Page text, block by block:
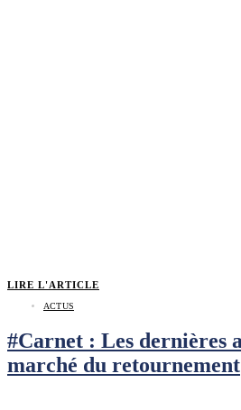
LIRE L'ARTICLE
ACTUS
#Carnet : Les dernières annonces du
marché du retournement